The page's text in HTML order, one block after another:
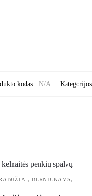
kodas: N/A
,BERNIUKAMS,